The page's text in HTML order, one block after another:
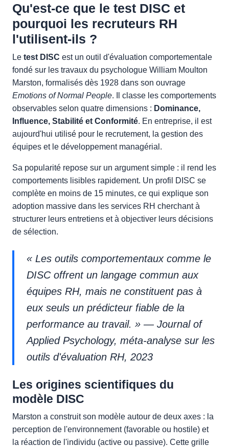
Qu'est-ce que le test DISC et
pourquoi les recruteurs RH
l'utilisent-ils ?
Le test DISC est un outil d'évaluation comportementale
fondé sur les travaux du psychologue William Moulton
Marston, formalisés dès 1928 dans son ouvrage
Emotions of Normal People. Il classe les comportements
observables selon quatre dimensions : Dominance,
Influence, Stabilité et Conformité. En entreprise, il est
aujourd'hui utilisé pour le recrutement, la gestion des
équipes et le développement managérial.
Sa popularité repose sur un argument simple : il rend les
comportements lisibles rapidement. Un profil DISC se
complète en moins de 15 minutes, ce qui explique son
adoption massive dans les services RH cherchant à
structurer leurs entretiens et à objectiver leurs décisions
de sélection.
« Les outils comportementaux comme le
DISC offrent un langage commun aux
équipes RH, mais ne constituent pas à
eux seuls un prédicteur fiable de la
performance au travail. » — Journal of
Applied Psychology, méta-analyse sur les
outils d'évaluation RH, 2023
Les origines scientifiques du
modèle DISC
Marston a construit son modèle autour de deux axes : la
perception de l'environnement (favorable ou hostile) et
la réaction de l'individu (active ou passive). Cette grille